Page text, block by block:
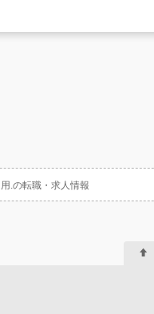
.の転職・求人情報